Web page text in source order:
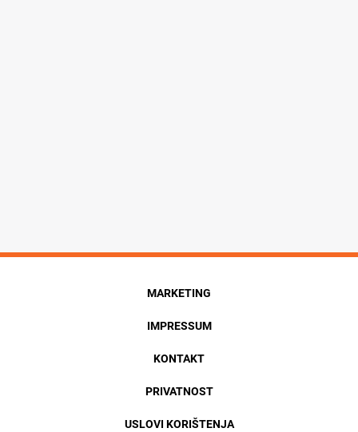
MARKETING
IMPRESSUM
KONTAKT
PRIVATNOST
USLOVI KORIŠTENJA